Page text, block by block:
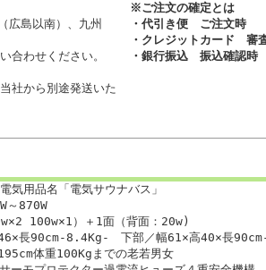
広島以南）、九州
わせください。
社から別途発送いた
※ご注文の確定とは
・代引き便 ご注文時
・クレジットカード 審
・銀行振込 振込確認時
気用品名「電気サウナバス」
～870W
100w×1）＋1面（背面：20w)
46×長90cm-8.4Kg- 下部／幅61×高40×長
体重100Kgまでの老若男女